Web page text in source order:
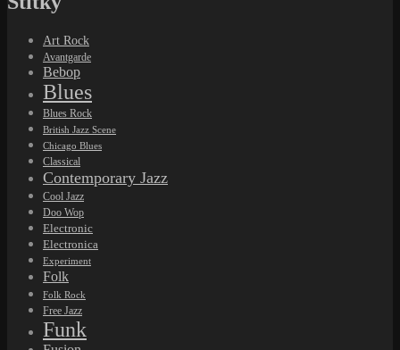
Free Jazz
Fusion
Gospel
Hard bop
Hip hop
Jazz
Latin
MilesAndTrane100
Modalita
New Wave
NOLA
NOLAGroove
Pop
Pop Rock
Post-bop
Post Punk
Producenti
Psychedelic Rock
Punk